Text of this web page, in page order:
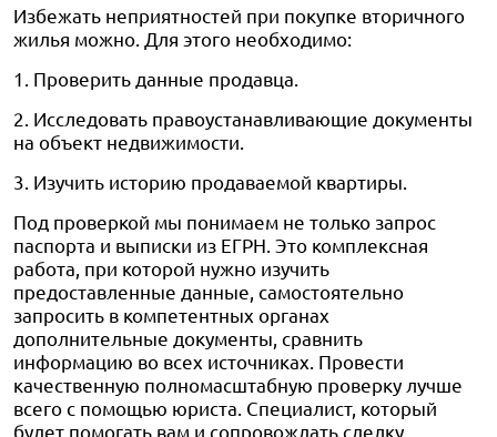
Избежать неприятностей при покупке вторичного
жилья можно. Для этого необходимо:
1. Проверить данные продавца.
2. Исследовать правоустанавливающие документы
на объект недвижимости.
3. Изучить историю продаваемой квартиры.
Под проверкой мы понимаем не только запрос
паспорта и выписки из ЕГРН. Это комплексная
работа, при которой нужно изучить
предоставленные данные, самостоятельно
запросить в компетентных органах
дополнительные документы, сравнить
информацию во всех источниках. Провести
качественную полномасштабную проверку лучше
всего с помощью юриста. Специалист, который
будет помогать вам и сопровождать сделку,